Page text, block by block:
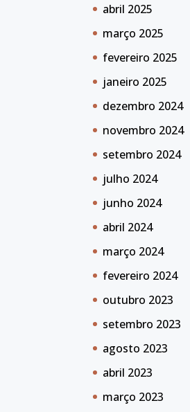
abril 2025
março 2025
fevereiro 2025
janeiro 2025
dezembro 2024
novembro 2024
setembro 2024
julho 2024
junho 2024
abril 2024
março 2024
fevereiro 2024
outubro 2023
setembro 2023
agosto 2023
abril 2023
março 2023